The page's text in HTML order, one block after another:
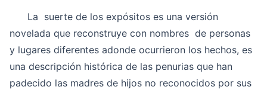
La suerte de los expósitos es una versión
novelada que reconstruye con nombres de personas
y lugares diferentes adonde ocurrieron los hechos, es
una descripción histórica de las penurias que han
padecido las madres de hijos no reconocidos por sus